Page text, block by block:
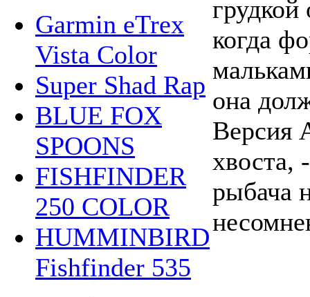
Garmin eTrex
Vista Color
Super Shad Rap
BLUE FOX
SPOONS
FISHFINDER
250 COLOR
HUMMINBIRD
Fishfinder 535
грудкой
когда
она
Версия
хвоста,
рыбача